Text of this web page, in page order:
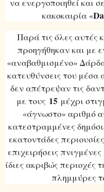
να ενεργοποιηθεί και
κακοκαιρία «
Παρά τις όλες αυτές
προηγήθηκαν και με
«αναβαθμισμένο»
κατευθύνσεις του μέσα
δεν απέτρεψαν τις
με τους 15μέχρι
«άγνωστο» αριθμό
κατεστραμμένες
εκατοντάδες
επιχειρήσεις
ίδιες ακριβώς περιοχές
πλημμύρες